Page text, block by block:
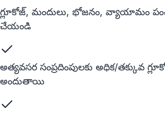
గ్లూకోజ్, మందులు, భోజనం, వ్యాయామం
చేయండి
అత్యవసర సంప్రదింపులకు అధిక/తక్కువ
అందుతాయి